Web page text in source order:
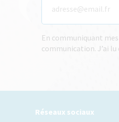
En communiquant
communication. J’ai lu
Réseaux sociaux